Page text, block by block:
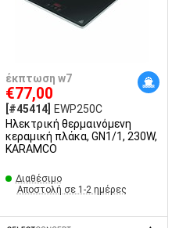
έκπτωση w7
€77,00
[#45414]
EWP250C
Ηλεκτρική θερμαινόμενη
κεραμική πλάκα, GN1/1, 230W,
KARAMCO
Διαθέσιμο
Αποστολή σε 1-2 ημέρες